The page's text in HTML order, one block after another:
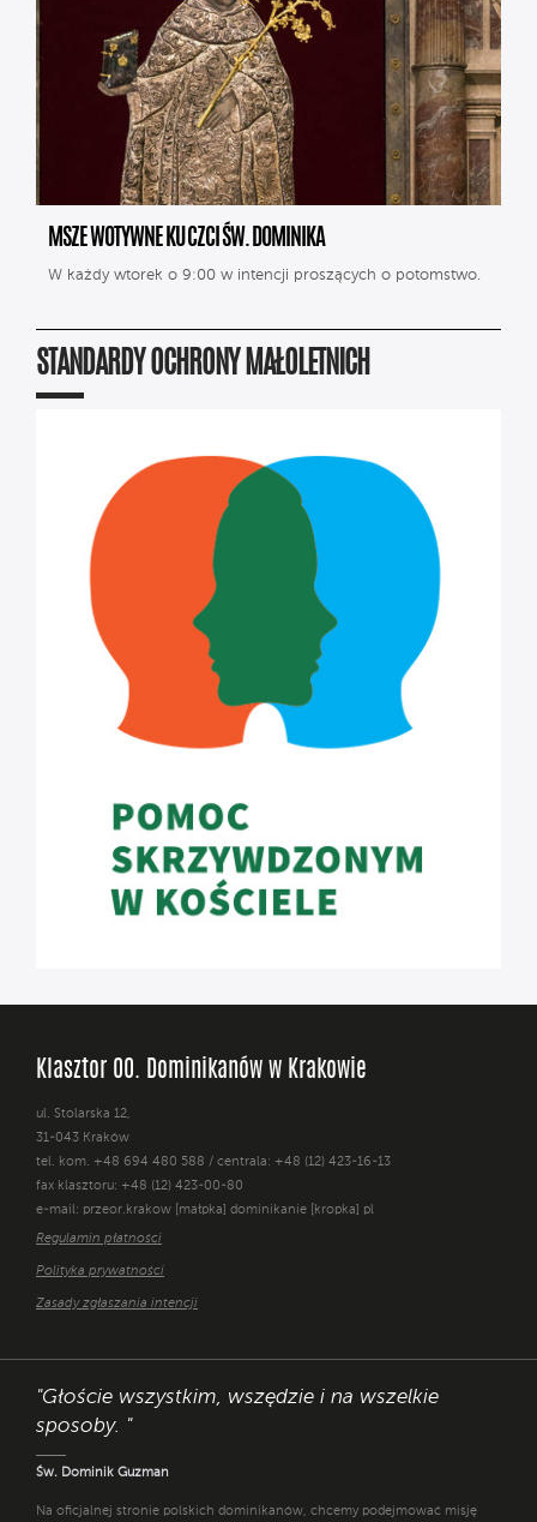
MSZE WOTYWNE KU CZCI ŚW. DOMINIKA
W każdy wtorek o 9:00 w intencji proszących o potomstwo.
STANDARDY OCHRONY MAŁOLETNICH
Klasztor OO. Dominikanów w Krakowie
ul. Stolarska 12,
31-043 Kraków
tel. kom. +48 694 480 588 / centrala: +48 (12) 423-16-13
fax klasztoru: +48 (12) 423-00-80
e-mail: przeor.krakow [małpka] dominikanie [kropka] pl
Regulamin płatności
Polityka prywatności
Zasady zgłaszania intencji
"Głoście wszystkim, wszędzie i na wszelkie
sposoby. "
Św. Dominik Guzman
Na oficjalnej stronie polskich dominikanów, chcemy podejmować misję